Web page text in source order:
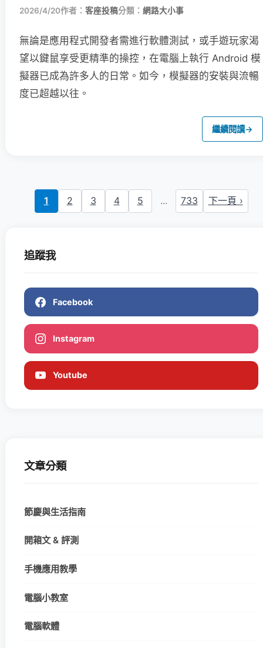
2026/4/20作者： 客座投稿分類： 網路大小事
無論是應用程式開發者需進行軟體測試，或手遊玩家渴
望以鍵鼠享受更精準的操控，在電腦上執行 Android 模
擬器已成為許多人的日常。如今，模擬器的安裝與流暢
度已超越以往。
繼續閱讀→
1 2 3 4 5 ... 733 下一頁 ›
追蹤我
Facebook
Instagram
Youtube
文章分類
節慶與生活指南
開箱文 & 評測
手機應用教學
電腦小教室
電腦軟體